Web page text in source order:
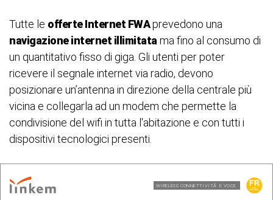
Tutte le offerte Internet FWAprevedono una
navigazione internet illimitata ma fino al consumo di
un quantitativo fisso di giga. Gli utenti per poter
ricevere il segnale internet via radio, devono
posizionare un’antenna in direzione della centrale più
vicina e collegarla ad un modem che permette la
condivisione del wifi in tutta l'abitazione e con tutti i
dispositivi tecnologici presenti.
WIRELESS CONNETTIVITÃ E VOCE